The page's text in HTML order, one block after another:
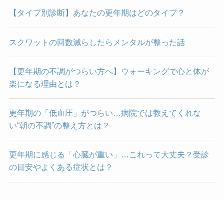
【タイプ別診断】あなたの更年期はどのタイプ？
スクワットの回数減らしたらメンタルが整った話
【更年期の不調がつらい方へ】ウォーキングで心と体が
楽になる理由とは？
更年期の「低血圧」がつらい…病院では教えてくれな
い“朝の不調”の整え方とは？
更年期に感じる「心臓が重い」…これって大丈夫？受診
の目安やよくある症状とは？